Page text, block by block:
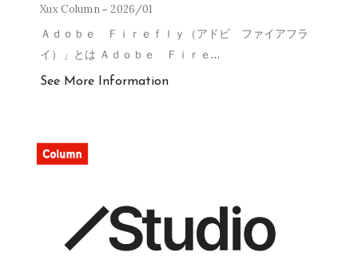
Xux Column 2026/01
Ａｄｏｂｅ Ｆｉｒｅｆｌｙ（アドビ ファイアフラ
イ）」とは Ａｄｏｂｅ Ｆｉｒｅ …
See More Information